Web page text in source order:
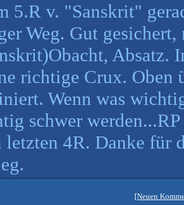
5.R v. "Sanskrit"
Weg. Gut
Absatz.
richtige Crux. Oben
Wenn was
schwer
letzten 4R. Danke für
[Neuen